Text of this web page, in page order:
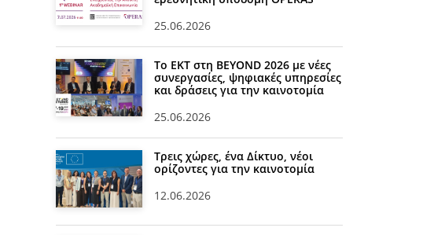
25.06.2026
Το ΕΚΤ στη BEYOND 2026 με νέες
συνεργασίες, ψηφιακές υπηρεσίες
και δράσεις για την καινοτομία
25.06.2026
Τρεις χώρες, ένα Δίκτυο, νέοι
ορίζοντες για την καινοτομία
12.06.2026